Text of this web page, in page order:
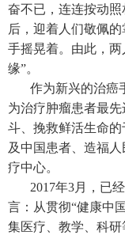
奋不已，连连按动
后，迎着人们敬佩
手摇晃着。由此，
缘”。
作为新兴的治癌
为治疗肿瘤患者最
斗、挽救鲜活生命
及中国患者、造福
疗中心。
2017年3月，已
言：从贯彻“健康中
集医疗、教学、科